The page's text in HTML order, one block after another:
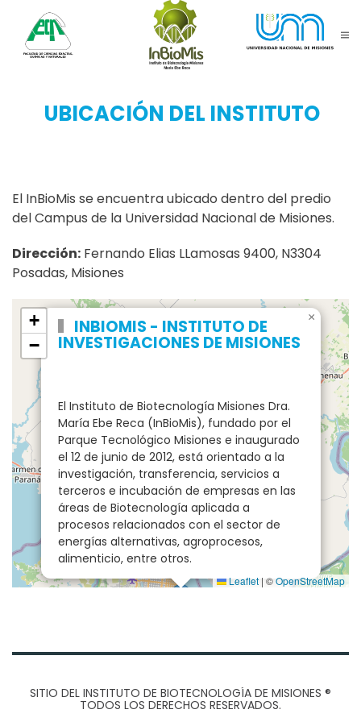
Skip to main content
UBICACIÓN DEL INSTITUTO
El InBioMis se encuentra ubicado dentro del predio
del Campus de la Universidad Nacional de Misiones.
Dirección: Fernando Elias LLamosas 9400, N3304
Posadas, Misiones
INBIOMIS - INSTITUTO DE
INVESTIGACIONES DE MISIONES
El Instituto de Biotecnología Misiones Dra.
María Ebe Reca (InBioMis), fundado por el
Parque Tecnológico Misiones e inaugurado
el 12 de junio de 2012, está orientado a la
investigación, transferencia, servicios a
terceros e incubación de empresas en las
áreas de Biotecnología aplicada a
procesos relacionados con el sector de
energías alternativas, agroprocesos,
alimenticio, entre otros.
×
+
−
Leaflet | ©OpenStreetMap
SITIO DEL INSTITUTO DE BIOTECNOLOGÍA DE MISIONES ®
TODOS LOS DERECHOS RESERVADOS.